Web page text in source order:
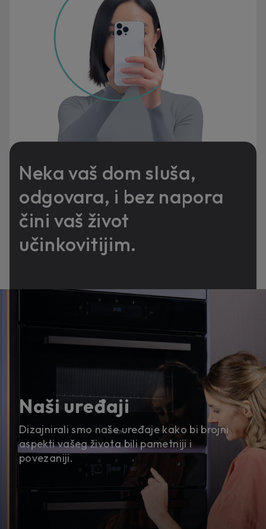
Neka vaš dom sluša,
odgovara, i bez napora
čini vaš život
učinkovitijim.
Naši uređaji
Dizajnirali smo naše uređaje kako bi brojni
aspekti vašeg života bili pametniji i
povezaniji.